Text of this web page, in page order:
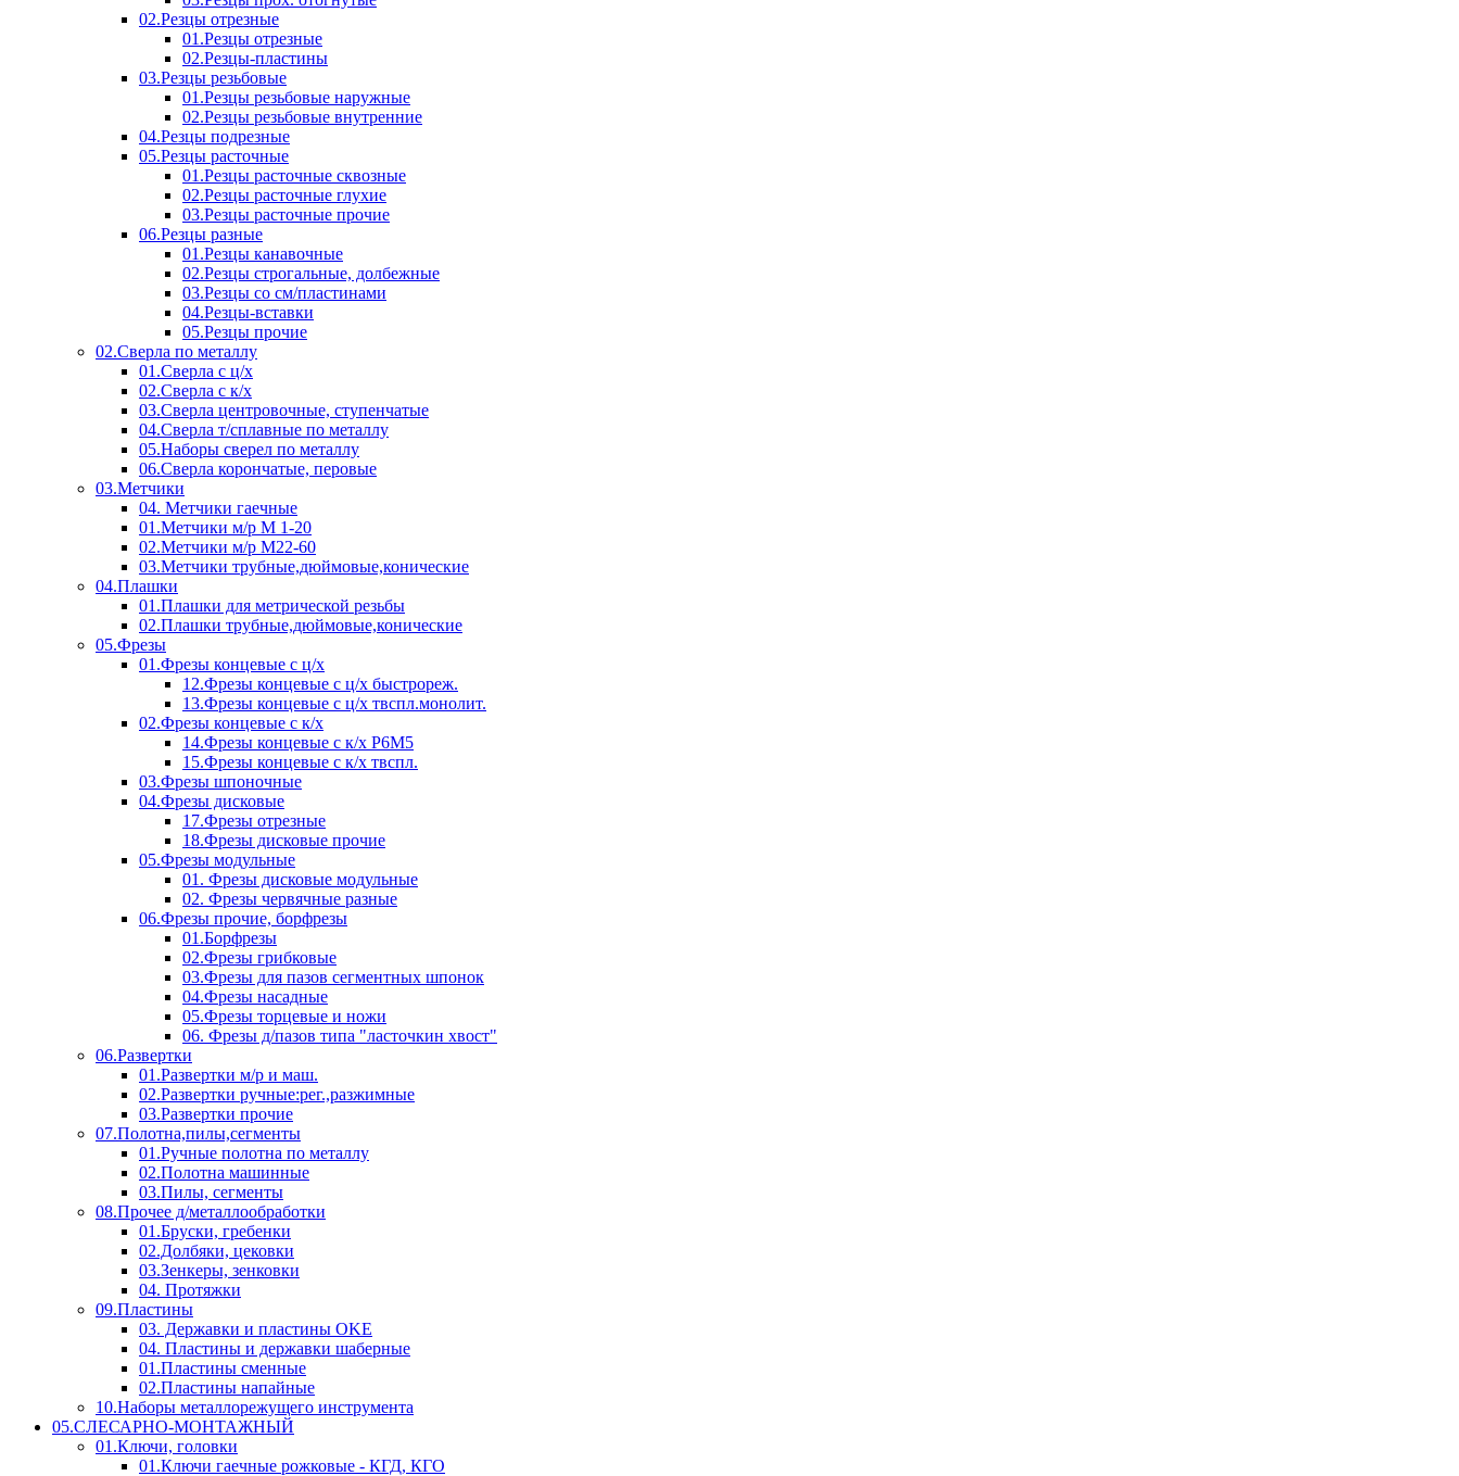
02.Резцы отрезные
01.Резцы отрезные
02.Резцы-пластины
03.Резцы резьбовые
01.Резцы резьбовые наружные
02.Резцы резьбовые внутренние
04.Резцы подрезные
05.Резцы расточные
01.Резцы расточные сквозные
02.Резцы расточные глухие
03.Резцы расточные прочие
06.Резцы разные
01.Резцы канавочные
02.Резцы строгальные, долбежные
03.Резцы со см/пластинами
04.Резцы-вставки
05.Резцы прочие
02.Сверла по металлу
01.Сверла с ц/х
02.Сверла с к/х
03.Сверла центровочные, ступенчатые
04.Сверла т/сплавные по металлу
05.Наборы сверел по металлу
06.Сверла корончатые, перовые
03.Метчики
04. Метчики гаечные
01.Метчики м/р М 1-20
02.Метчики м/р М22-60
03.Метчики трубные,дюймовые,конические
04.Плашки
01.Плашки для метрической резьбы
02.Плашки трубные,дюймовые,конические
05.Фрезы
01.Фрезы концевые с ц/х
12.Фрезы концевые с ц/х быстрореж.
13.Фрезы концевые с ц/х твспл.монолит.
02.Фрезы концевые с к/х
14.Фрезы концевые с к/х Р6М5
15.Фрезы концевые с к/х твспл.
03.Фрезы шпоночные
04.Фрезы дисковые
17.Фрезы отрезные
18.Фрезы дисковые прочие
05.Фрезы модульные
01. Фрезы дисковые модульные
02. Фрезы червячные разные
06.Фрезы прочие, борфрезы
01.Борфрезы
02.Фрезы грибковые
03.Фрезы для пазов сегментных шпонок
04.Фрезы насадные
05.Фрезы торцевые и ножи
06. Фрезы д/пазов типа "ласточкин хвост"
06.Развертки
01.Развертки м/р и маш.
02.Развертки ручные:рег.,разжимные
03.Развертки прочие
07.Полотна,пилы,сегменты
01.Ручные полотна по металлу
02.Полотна машинные
03.Пилы, сегменты
08.Прочее д/металлообработки
01.Бруски, гребенки
02.Долбяки, цековки
03.Зенкеры, зенковки
04. Протяжки
09.Пластины
03. Державки и пластины OKE
04. Пластины и державки шаберные
01.Пластины сменные
02.Пластины напайные
10.Наборы металлорежущего инструмента
05.СЛЕСАРНО-МОНТАЖНЫЙ
01.Ключи, головки
01.Ключи гаечные рожковые - КГД, КГО